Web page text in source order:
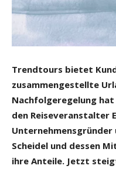
Trendtours bietet
zusammengestellte
Nachfolgeregelung
den Reiseveranstalter
Scheidel und dessen
ihre Anteile. Jetzt